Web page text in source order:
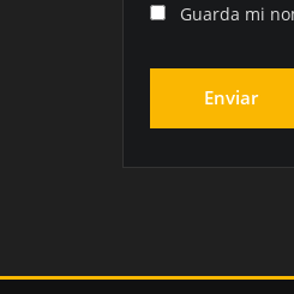
Guarda mi